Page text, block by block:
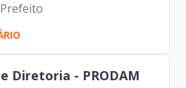
Diretoria - PRODAM